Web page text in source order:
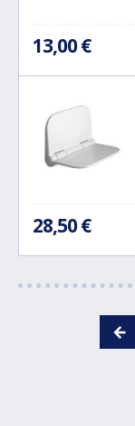
13,00 €
28,50 €